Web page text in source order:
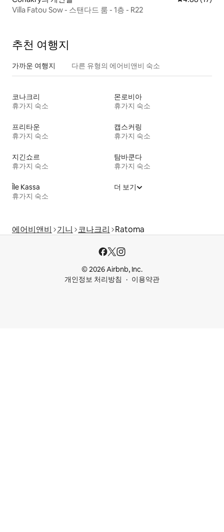
Villa Fatou Sow - 스탠다드 룸 - 1층 - R22
추천 여행지
가까운 여행지 다른 유형의 에어비앤비 숙소
코나크리
휴가지 숙소
몬로비아
휴가지 숙소
프리타운
휴가지 숙소
캡스커링
휴가지 숙소
지긴쇼르
휴가지 숙소
탐바쿤다
휴가지 숙소
Île Kassa
휴가지 숙소
더 보기
에어비앤비 기니 코나크리 Ratoma
© 2026 Airbnb, Inc.
개인정보 처리방침
이용약관